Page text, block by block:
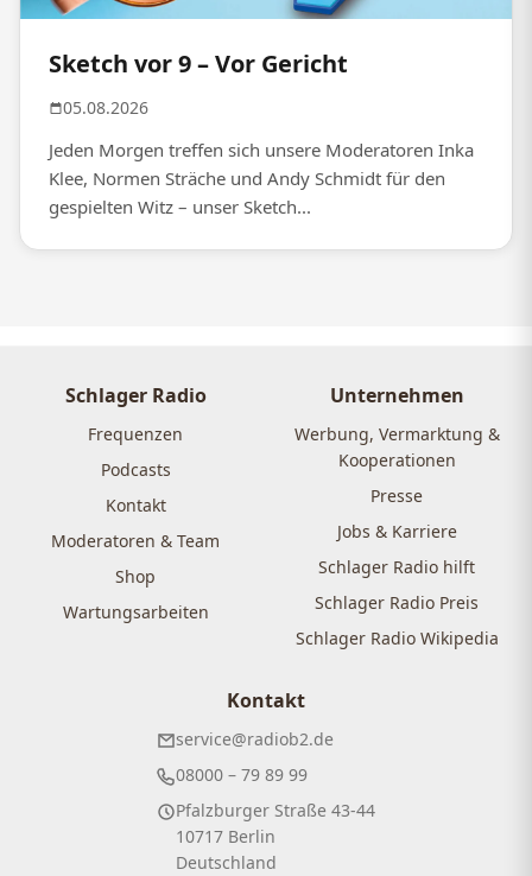
Sketch vor 9 – Vor Gericht
05.08.2026
Jeden Morgen treffen sich unsere Moderatoren Inka
Klee, Normen Sträche und Andy Schmidt für den
gespielten Witz – unser Sketch...
Schlager Radio
Frequenzen
Podcasts
Kontakt
Moderatoren & Team
Shop
Wartungsarbeiten
Unternehmen
Werbung, Vermarktung &
Kooperationen
Presse
Jobs & Karriere
Schlager Radio hilft
Schlager Radio Preis
Schlager Radio Wikipedia
Kontakt
service@radiob2.de
08000 – 79 89 99
Pfalzburger Straße 43-44
10717 Berlin
Deutschland